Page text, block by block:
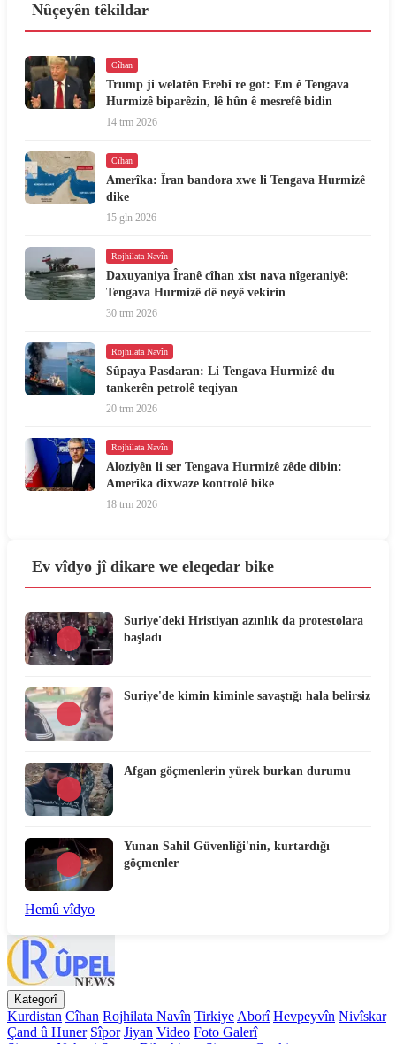
Nûçeyên têkildar
Cîhan
Trump ji welatên Erebî re got: Em ê Tengava
Hurmizê biparêzin, lê hûn ê mesrefê bidin
14 trm 2026
Cîhan
Amerîka: Îran bandora xwe li Tengava Hurmizê
dike
15 gln 2026
Rojhilata Navîn
Daxuyaniya Îranê cîhan xist nava nîgeraniyê:
Tengava Hurmizê dê neyê vekirin
30 trm 2026
Rojhilata Navîn
Sûpaya Pasdaran: Li Tengava Hurmizê du
tankerên petrolê teqiyan
20 trm 2026
Rojhilata Navîn
Aloziyên li ser Tengava Hurmizê zêde dibin:
Amerîka dixwaze kontrolê bike
18 trm 2026
Ev vîdyo jî dikare we eleqedar bike
Suriye'deki Hristiyan azınlık da protestolara
başladı
Suriye'de kimin kiminle savaştığı hala belirsiz
Afgan göçmenlerin yürek burkan durumu
Yunan Sahil Güvenliği'nin, kurtardığı
göçmenler
Hemû vîdyo
Kategorî
Kurdistan Cîhan Rojhilata Navîn TirkiyeAborî Hevpeyvîn Nivîskar
Çand û Huner Sîpor Jiyan Video Foto Galerî